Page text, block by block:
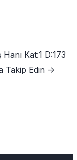
Kat:1 D:173
Takip Edin ->